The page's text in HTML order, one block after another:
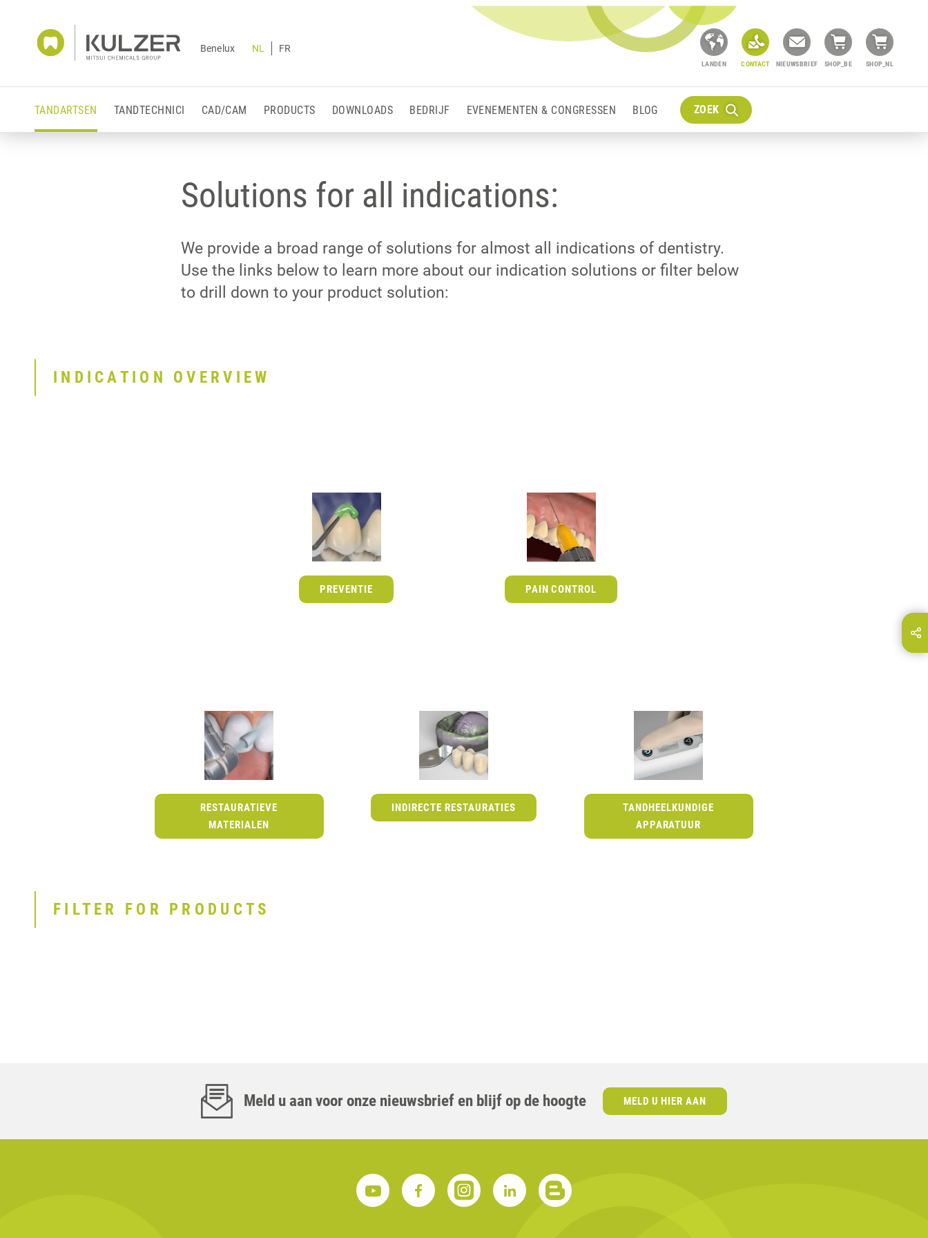
Benelux NL FR
LANDEN CONTACT NIEUWSBRIEF SHOP_BE SHOP_NL
TANDARTSEN TANDTECHNICI CAD/CAM PRODUCTS DOWNLOADS BEDRIJF EVENEMENTEN & CONGRESSEN BLOG ZOEK
Solutions for all indications:
We provide a broad range of solutions for almost all indications of dentistry.
Use the links below to learn more about our indication solutions or filter below
to drill down to your product solution:
INDICATION OVERVIEW
PREVENTIE PAIN CONTROL
RESTAURATIEVE
MATERIALEN
INDIRECTE RESTAURATIES
TANDHEELKUNDIGE
APPARATUUR
FILTER FOR PRODUCTS
Meld u aan voor onze nieuwsbrief en blijf op de hoogte MELD U HIER AAN